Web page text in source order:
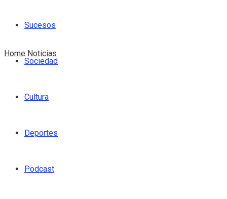
Sucesos
Sociedad
Cultura
Deportes
Podcast
Home Noticias